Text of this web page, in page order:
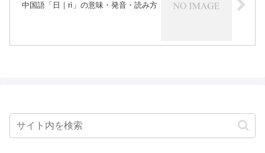
中国語「日｜rì」の意味・発音・読み方